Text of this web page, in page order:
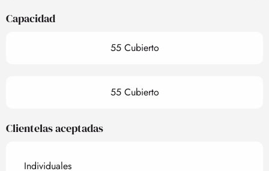
Capacidad
55 Cubierto
55 Cubierto
Clientelas aceptadas
Individuales